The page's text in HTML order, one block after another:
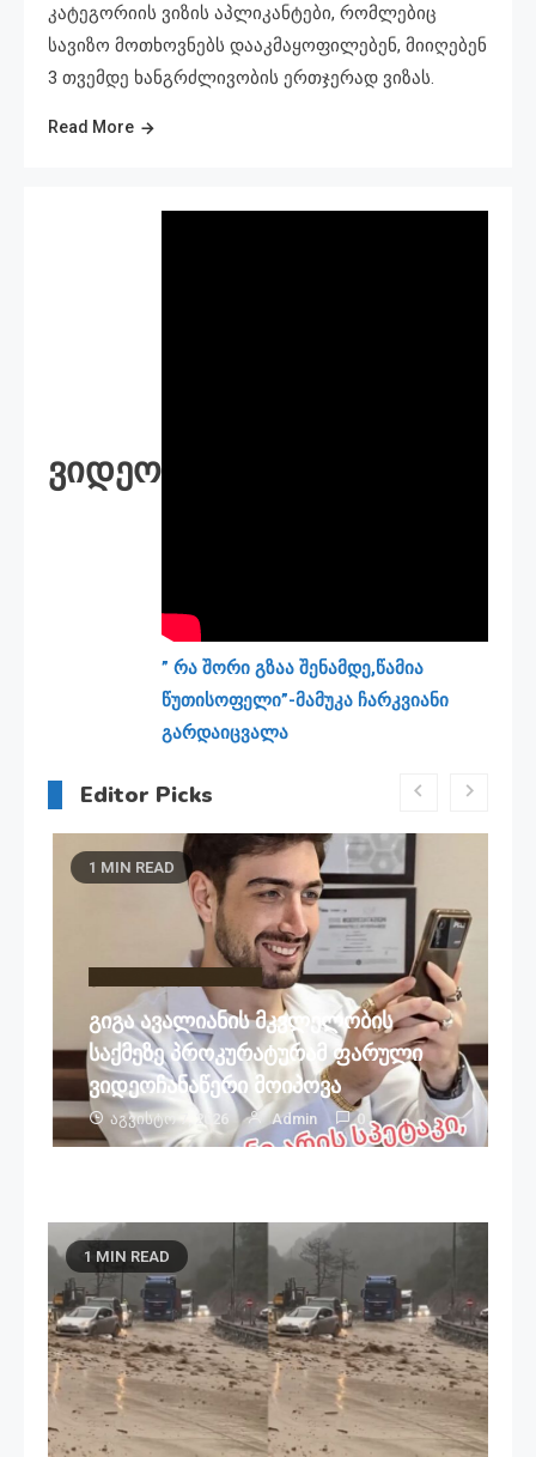
კატეგორიის ვიზის აპლიკანტები, რომლებიც
სავიზო მოთხოვნებს დააკმაყოფილებენ, მიიღებენ
3 თვემდე ხანგრძლივობის ერთჯერად ვიზას.
Read More
ვიდეო
” რა შორი გზაა შენამდე,წამია
წუთისოფელი”-მამუკა ჩარკვიანი
გარდაიცვალა
Editor Picks
1 MIN READ
გიგა ავალიანის მკვლელობის
საქმეზე პროკურატურამ ფარული
ვიდეოჩანაწერი მოიპოვა
Აგვისტო 7, 2026 Admin 0
1 MIN READ